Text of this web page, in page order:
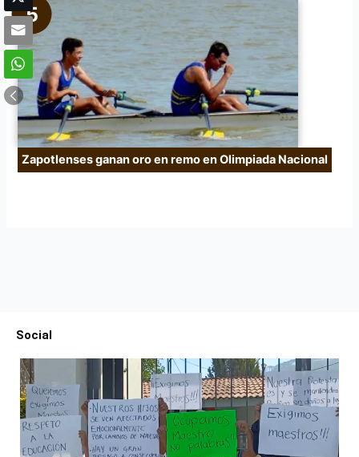
Zapotlenses ganan oro en remo en Olimpiada Nacional
Social